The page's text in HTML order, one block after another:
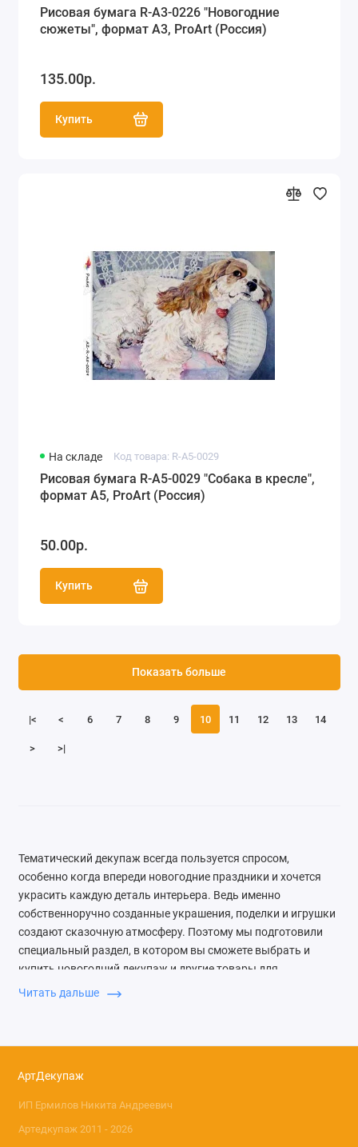
Рисовая бумага R-A3-0226 "Новогодние
сюжеты", формат А3, ProArt (Россия)
135.00р.
Купить
На складе Код товара: R-A5-0029
Рисовая бумага R-A5-0029 "Собака в кресле",
формат А5, ProArt (Россия)
50.00р.
Купить
|< < 6 7 8 9 10 11 12 13 14
> >|
Показать больше
Тематический декупаж всегда пользуется спросом,
особенно когда впереди новогодние праздники и хочется
украсить каждую деталь интерьера. Ведь именно
собственноручно созданные украшения, поделки и игрушки
создают сказочную атмосферу. Поэтому мы подготовили
специальный раздел, в котором вы сможете выбрать и
купить новогодний декупаж и другие товары для
творчества.
декор
Несложная техника украшения привычных предметов –
декупаж, последнее время стала очень популярна среди
создать особенную вещь. Для работы используются
Читать дальше
АртДекупаж
ИП Ермилов Никита Андреевич
Артедкупаж 2011 - 2026